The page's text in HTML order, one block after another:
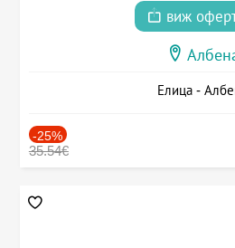
виж
Елица -
-25%
35.54€